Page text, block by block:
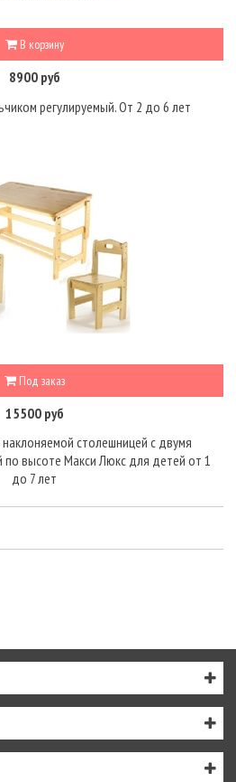
В корзину
8900 руб
регулируемый. От 2 до 6 лет
Под заказ
15500 руб
столешницей с двумя
по высоте Макси Люкс для детей от 1
до 7 лет